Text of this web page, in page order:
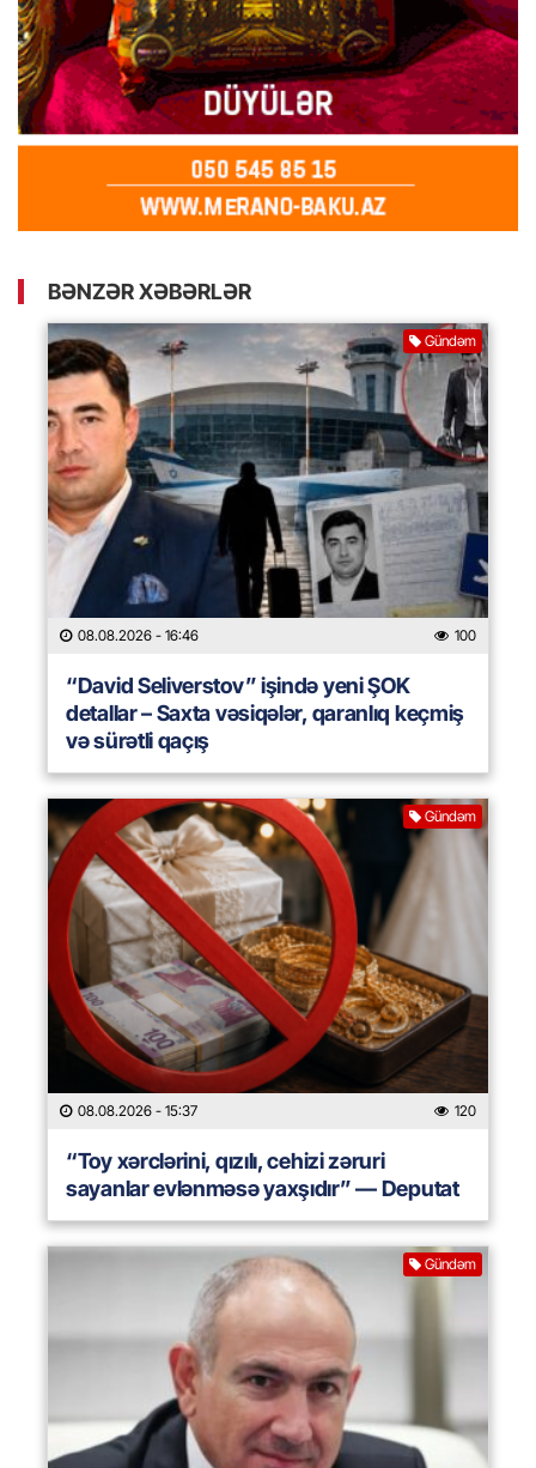
BƏNZƏR XƏBƏRLƏR
Gündəm
08.08.2026 - 16:46 100
“David Seliverstov” işində yeni ŞOK
detallar – Saxta vəsiqələr, qaranlıq keçmiş
və sürətli qaçış
Gündəm
08.08.2026 - 15:37 120
“Toy xərclərini, qızılı, cehizi zəruri
sayanlar evlənməsə yaxşıdır” — Deputat
Gündəm